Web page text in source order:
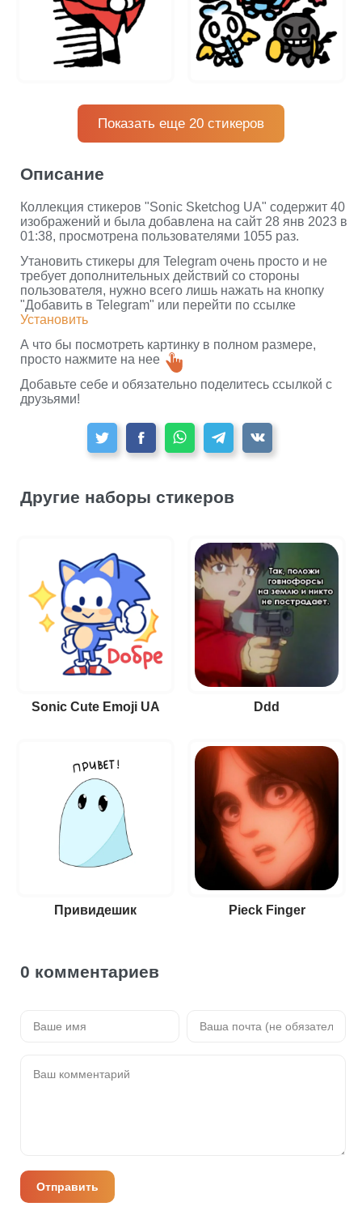
Показать еще 20 стикеров
Описание
Коллекция стикеров "Sonic Sketchog UA" содержит 40
изображений и была добавлена на сайт 28 янв 2023 в
01:38, просмотрена пользователями 1055 раз.
Утановить стикеры для Telegram очень просто и не
требует дополнительных действий со стороны
пользователя, нужно всего лишь нажать на кнопку
"Добавить в Telegram" или перейти по ссылке
Установить
А что бы посмотреть картинку в полном размере,
просто нажмите на нее
Добавьте себе и обязательно поделитесь ссылкой с
друзьями!
Другие наборы стикеров
Sonic Cute Emoji UA Ddd
Привидешик Pieck Finger
0 комментариев
Отправить